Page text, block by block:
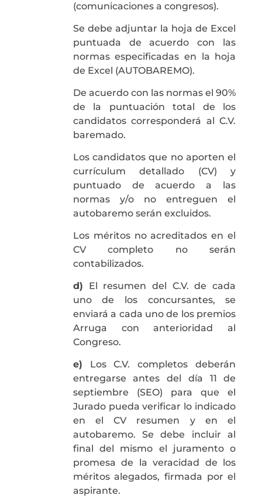
(comunicaciones a congresos).
Se debe adjuntar la hoja de Excel
puntuada de acuerdo con las
normas especificadas en la hoja
de Excel (AUTOBAREMO).
De acuerdo con las normas el 90%
de la puntuación total de los
candidatos corresponderá al C.V.
baremado.
Los candidatos que no aporten el
currículum detallado (CV) y
puntuado de acuerdo a las
normas y/o no entreguen el
autobaremo serán excluidos.
Los méritos no acreditados en el
CV completo no serán
contabilizados.
d) El resumen del C.V. de cada
uno de los concursantes, se
enviará a cada uno de los premios
Arruga con anterioridad al
Congreso.
e) Los C.V. completos deberán
entregarse antes del día 11 de
septiembre (SEO) para que el
Jurado pueda verificar lo indicado
en el CV resumen y en el
autobaremo. Se debe incluir al
final del mismo el juramento o
promesa de la veracidad de los
méritos alegados, firmada por el
aspirante.